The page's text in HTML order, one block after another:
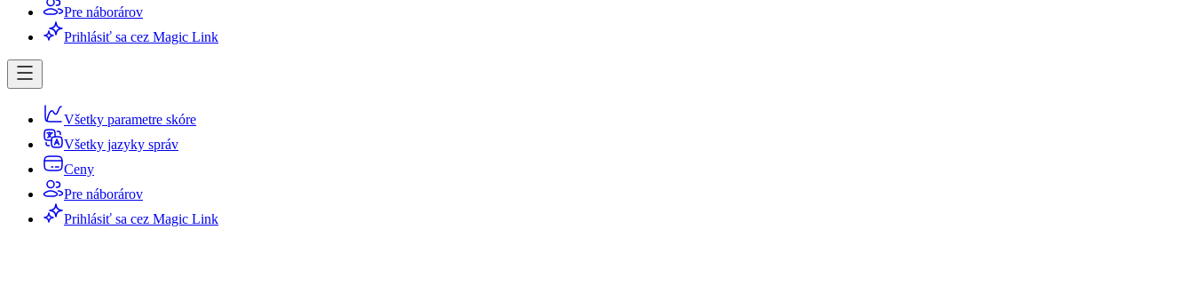
Pre náborárov
Prihlásiť sa cez Magic Link
Všetky parametre skóre
Všetky jazyky správ
Ceny
Pre náborárov
Prihlásiť sa cez Magic Link